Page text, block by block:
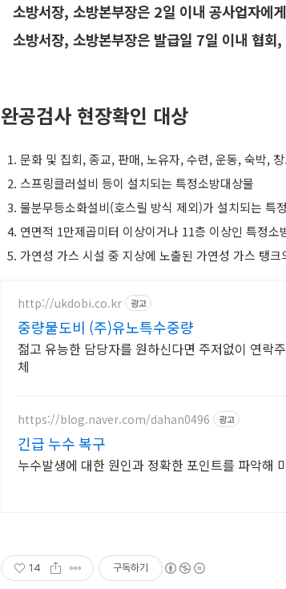
소방서장, 소방본부장은 2일 이내 공사업자에
소방서장, 소방본부장은 발급일 7일 이내 협회,
완공검사 현장확인 대상
1. 문화 및 집회,종교, 판매,노유자,수련,운동,숙박,
2. 스프링클러설비 등이 설치되는 특정소방대상물
3. 물분무등소화설비(호스릴 방식 제외)가 설치되는 특
4. 연면적 1만제곱미터 이상이거나 11층 이상인 특정소
5. 가연성 가스 시설 중 지상에 노출된 가연성 가스 탱
http://ukdobi.co.kr 광고
중량물도비 (주)유노특수중량
젊고 유능한 담당자를 원하신다면 주저없이 연락
체
https://blog.naver.com/dahan0496 광고
긴급 누수 복구
누수발생에 대한 원인과 정확한 포인트를 파악해
14 구독하기